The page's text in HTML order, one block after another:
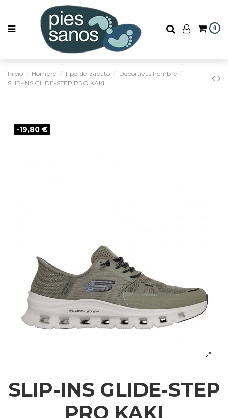
0
Inicio Hombre Tipo-de-zapato
Deportivas hombre
SLIP-INS GLIDE-STEP PRO KAKI
-19,80 €
SLIP-INS GLIDE-STEP
PRO KAKI